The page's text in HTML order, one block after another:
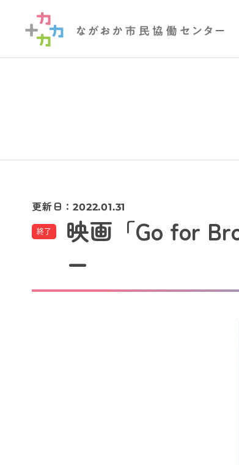
更新日：2022.01.31
終了
映画「Go for
ー